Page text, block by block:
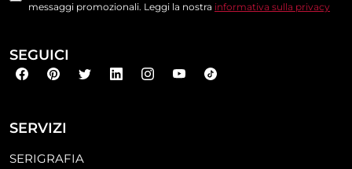
SERVIZI
SERIGRAFIA
messaggi promozionali. Leggi la nostra informativa sulla privacy
SEGUICI